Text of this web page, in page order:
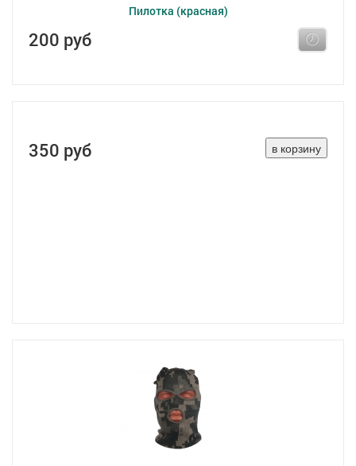
Пилотка (красная)
200 руб
350 руб